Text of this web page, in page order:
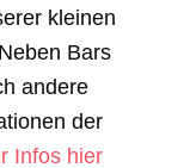
kleinen
Bars
andere
der
Infos hier